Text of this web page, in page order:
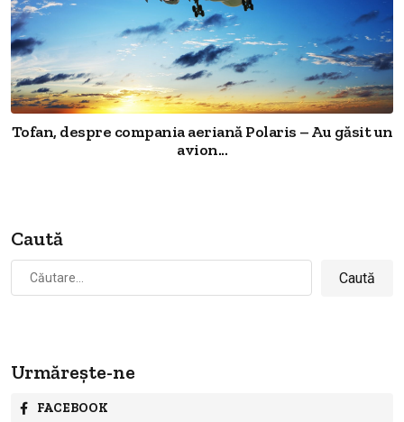
Tofan, despre compania aeriană Polaris – Au găsit un
avion...
Caută
după:
Urmărește-ne
FACEBOOK